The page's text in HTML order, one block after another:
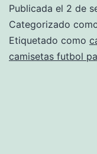
Publicada el 2 de
Categorizado
Etiquetado como
camisetas futbol